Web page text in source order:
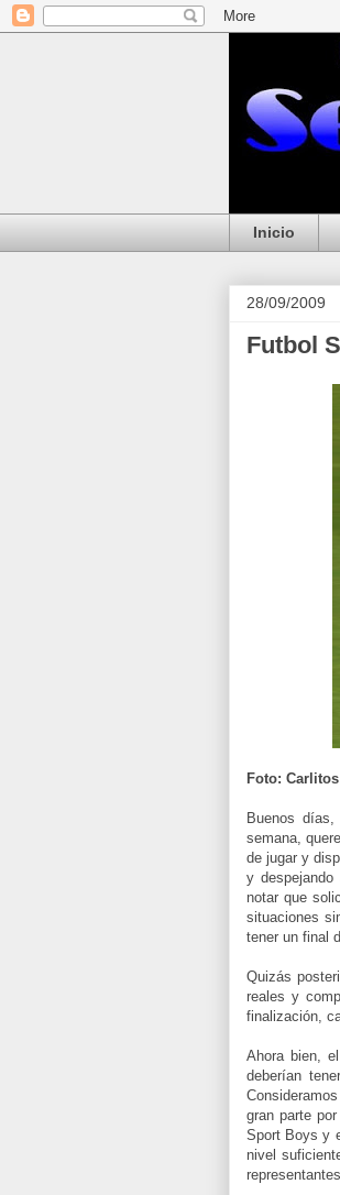
Inicio
28/09/2009
Futbol
Foto:
Buenos
semana,
de jugar y
y
notar que
situaciones
tener un final
Quizás
reales y
finalización,
Ahora bien,
deberían
gran parte
Sport Boys y
nivel